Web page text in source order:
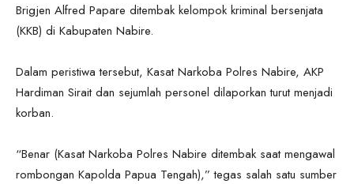
Brigjen Alfred Papare ditembak kelompok kriminal bersenjata
(KKB) di Kabupaten Nabire.
Dalam peristiwa tersebut, Kasat Narkoba Polres Nabire, AKP
Hardiman Sirait dan sejumlah personel dilaporkan turut menjadi
korban.
“Benar (Kasat Narkoba Polres Nabire ditembak saat mengawal
rombongan Kapolda Papua Tengah),” tegas salah satu sumber